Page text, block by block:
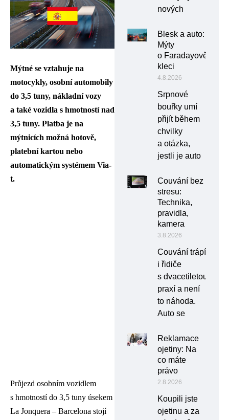
Mýtné se vztahuje na
motocykly, osobní automobily
do 3,5 tuny, nákladní vozy
a také vozidla s hmotností nad
3,5 tuny. Platba je na
mýtnicích možná hotově,
platební kartou nebo
automatickým systémem Via-
t.
Průjezd osobním vozidlem
s hmotností do 3,5 tuny úsekem
La Jonquera – Barcelona stojí
nových
Blesk a auto:
Mýty
o Faradayově
kleci
4.8.2026
Srpnové
bouřky umí
přijít během
chvilky
a otázka,
jestli je auto
Couvání bez
stresu:
Technika,
pravidla,
kamera
3.8.2026
Couvání trápí
i řidiče
s dvacetiletou
praxí a není
to náhoda.
Auto se
Reklamace
ojetiny: Na
co máte
právo
2.8.2026
Koupili jste
ojetinu a za